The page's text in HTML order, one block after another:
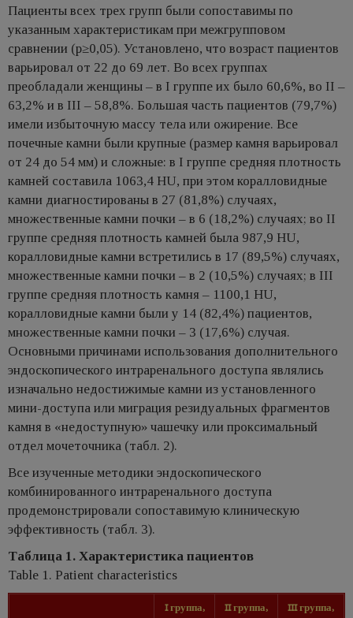
Пациенты всех трех групп были сопоставимы по
указанным характеристикам при межгрупповом
сравнении (p≥0,05). Установлено, что возраст пациентов
варьировал от 22 до 69 лет. Во всех группах
преобладали женщины – в I группе их было 60,6%, во II –
63,2% и в III – 58,8%. Большая часть пациентов (79,7%)
имели избыточную массу тела или ожирение. Все
почечные камни были крупные (размер камня варьировал
от 24 до 54 мм) и сложные: в I группе средняя плотность
камней составила 1063,4 HU, при этом коралловидные
камни диагностированы в 27 (81,8%) случаях,
множественные камни почки – в 6 (18,2%) случаях; во II
группе средняя плотность камней была 987,9 HU,
коралловидные камни встретились в 17 (89,5%) случаях,
множественные камни почки – в 2 (10,5%) случаях; в III
группе средняя плотность камня – 1100,1 HU,
коралловидные камни были у 14 (82,4%) пациентов,
множественные камни почки – 3 (17,6%) случая.
Основными причинами использования дополнительного
эндоскопического интраренального доступа являлись
изначально недостижимые камни из установленного
мини-доступа или миграция резидуальных фрагментов
камня в «недоступную» чашечку или проксимальный
отдел мочеточника (табл. 2).
Все изученные методики эндоскопического
комбинированного интраренального доступа
продемонстрировали сопоставимую клиническую
эффективность (табл. 3).
Таблица 1. Характеристика пациентов
Table 1. Patient characteristics
I группа,
II группа,
III группа,